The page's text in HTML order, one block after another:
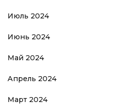
Июль 2024
Июнь 2024
Май 2024
Апрель 2024
Март 2024